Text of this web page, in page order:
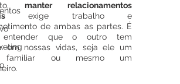
manter relacionamentos
exige trabalho e
de ambas as partes. É
entender que o outro tem
em nossas vidas, seja ele um
familiar ou mesmo um